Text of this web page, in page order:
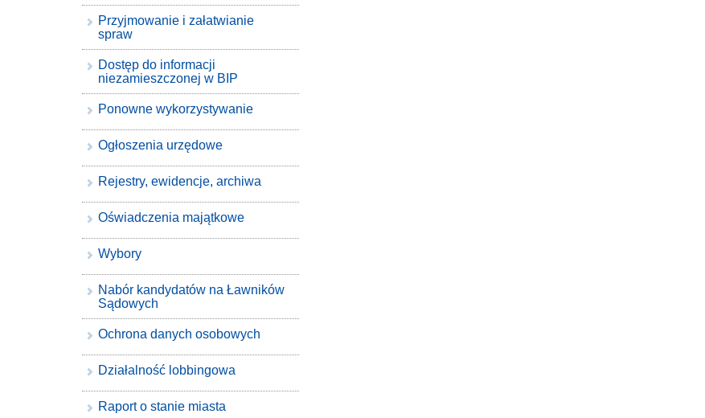
Przyjmowanie i załatwianie
spraw
Dostęp do informacji
niezamieszczonej w BIP
Ponowne wykorzystywanie
Ogłoszenia urzędowe
Rejestry, ewidencje, archiwa
Oświadczenia majątkowe
Wybory
Nabór kandydatów na Ławników
Sądowych
Ochrona danych osobowych
Działalność lobbingowa
Raport o stanie miasta